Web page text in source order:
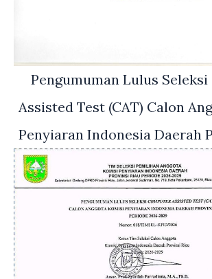
Pengumuman Lulus
Assisted Test (CAT) Calon
Penyiaran Indonesia Daerah